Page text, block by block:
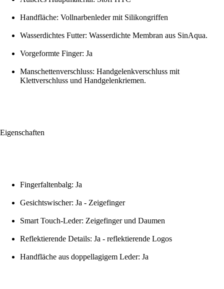
Handfläche: Vollnarbenleder mit Silikongriffen
Wasserdichtes Futter: Wasserdichte Membran aus SinAqua.
Vorgeformte Finger: Ja
Manschettenverschluss: Handgelenkverschluss mit
Klettverschluss und Handgelenkriemen.
Eigenschaften
Fingerfaltenbalg: Ja
Gesichtswischer: Ja - Zeigefinger
Smart Touch-Leder: Zeigefinger und Daumen
Reflektierende Details: Ja - reflektierende Logos
Handfläche aus doppellagigem Leder: Ja